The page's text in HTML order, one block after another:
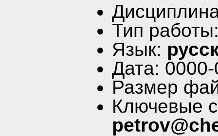
Тип
Язык:
Дата:
Размер
Ключевые